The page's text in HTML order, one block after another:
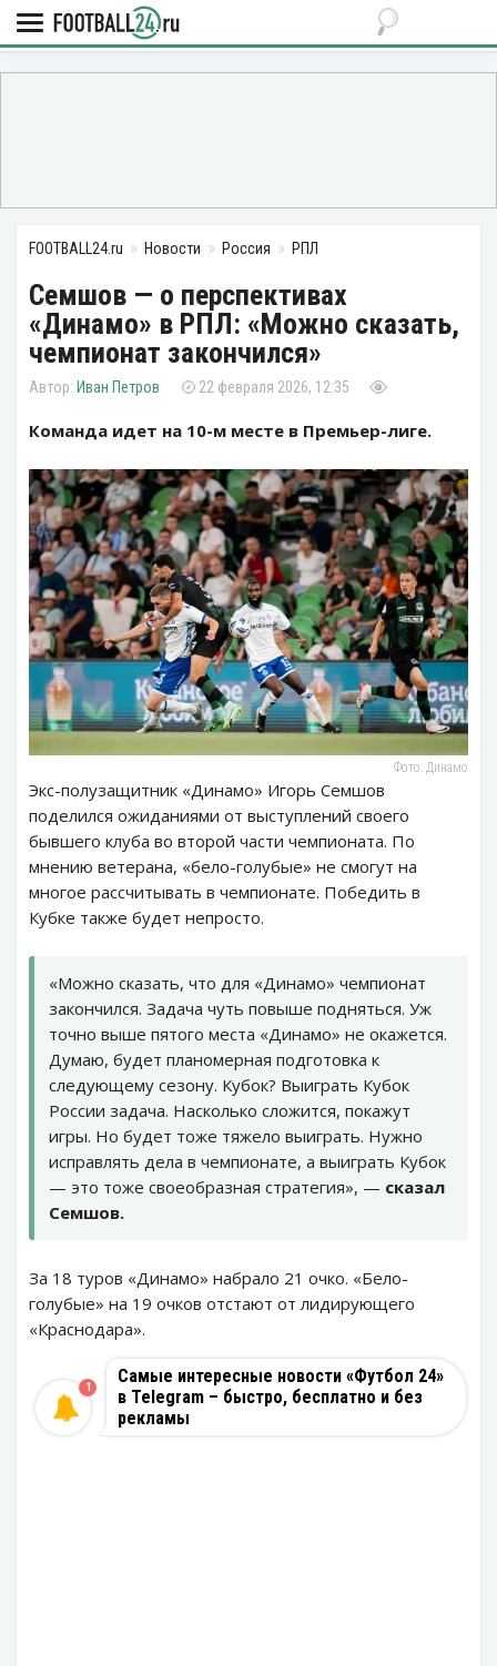
FOOTBALL24.ru Новости Россия РПЛ
Семшов — о перспективах
«Динамо» в РПЛ: «Можно сказать,
чемпионат закончился»
Иван Петров 22 февраля 2026, 12:35
Команда идет на 10-м месте в Премьер-лиге.
Фото: Динамо
Экс-полузащитник «Динамо» Игорь Семшов
поделился ожиданиями от выступлений своего
бывшего клуба во второй части чемпионата. По
мнению ветерана, «бело-голубые» не смогут на
многое рассчитывать в чемпионате. Победить в
Кубке также будет непросто.
«Можно сказать, что для «Динамо» чемпионат
закончился. Задача чуть повыше подняться. Уж
точно выше пятого места «Динамо» не окажется.
Думаю, будет планомерная подготовка к
следующему сезону. Кубок? Выиграть Кубок
России задача. Насколько сложится, покажут
игры. Но будет тоже тяжело выиграть. Нужно
исправлять дела в чемпионате, а выиграть Кубок
— это тоже своеобразная стратегия», — сказал
Семшов.
За 18 туров «Динамо» набрало 21 очко. «Бело-
голубые» на 19 очков отстают от лидирующего
«Краснодара».
Самые интересные новости «Футбол 24»
в Telegram – быстро, бесплатно и без
рекламы
1